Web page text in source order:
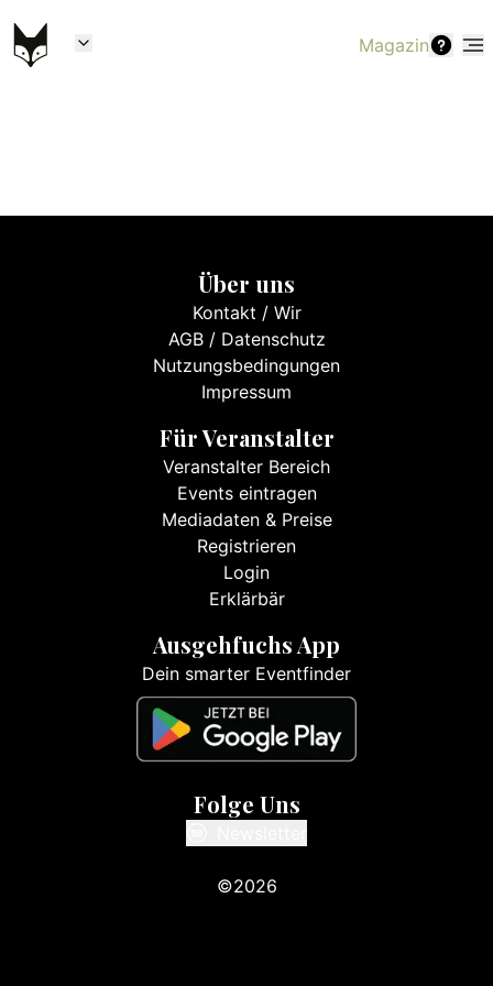
Magazin
Über uns
Kontakt / Wir
AGB/ Datenschutz
Nutzungsbedingungen
Impressum
Für Veranstalter
Veranstalter Bereich
Events eintragen
Mediadaten & Preise
Registrieren
Login
Erklärbär
Ausgehfuchs App
Dein smarter Eventfinder
Folge Uns
©2026